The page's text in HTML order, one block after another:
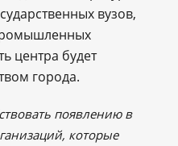
вузов,
центра будет
города.
появлению в
которые